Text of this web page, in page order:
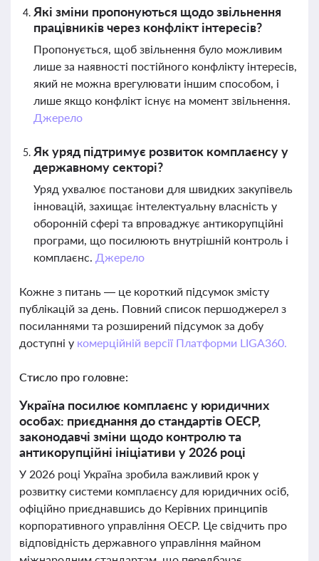
Які зміни пропонуються щодо звільнення
працівників через конфлікт інтересів?
Пропонується, щоб звільнення було можливим
лише за наявності постійного конфлікту інтересів,
який не можна врегулювати іншим способом, і
лише якщо конфлікт існує на момент звільнення.
Джерело
Як уряд підтримує розвиток комплаєнсу у
державному секторі?
Уряд ухвалює постанови для швидких закупівель
інновацій, захищає інтелектуальну власність у
оборонній сфері та впроваджує антикорупційні
програми, що посилюють внутрішній контроль і
комплаєнс. Джерело
Кожне з питань — це короткий підсумок змісту
публікацій за день. Повний список першоджерел з
посиланнями та розширений підсумок за добу
доступні у комерційній версії Платформи LIGA360.
Стисло про головне:
Україна посилює комплаєнс у юридичних
особах: приєднання до стандартів ОЕСР,
законодавчі зміни щодо контролю та
антикорупційні ініціативи у 2026 році
У 2026 році Україна зробила важливий крок у
розвитку системи комплаєнсу для юридичних осіб,
офіційно приєднавшись до Керівних принципів
корпоративного управління ОЕСР. Це свідчить про
відповідність державного управління майном